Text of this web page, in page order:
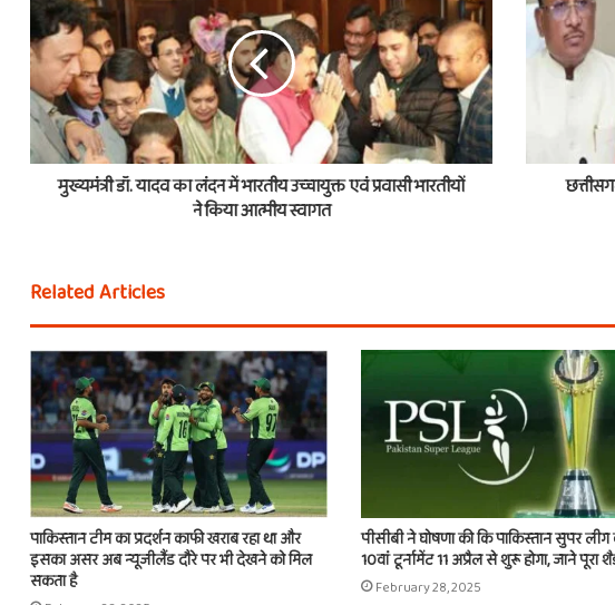
मुख्यमंत्री डॉ. यादव का लंदन में भारतीय उच्चायुक्त एवं प्रवासी भारतीयों
ने किया आत्मीय स्वागत
Related Articles
पाकिस्तान टीम का प्रदर्शन काफी खराब रहा था और
इसका असर अब न्यूजीलैंड दौरे पर भी देखने को मिल
सकता है
पीसीबी ने घोषणा की कि पाकिस्तान सुपर लीग
10वां टूर्नामेंट 11 अप्रैल से शुरू होगा, जाने पूरा
February 28, 2025